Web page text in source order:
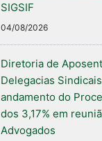
SIGSIF
04/08/2026
Diretoria de
Delegacias
andamento do
dos 3,17% em
Advogados